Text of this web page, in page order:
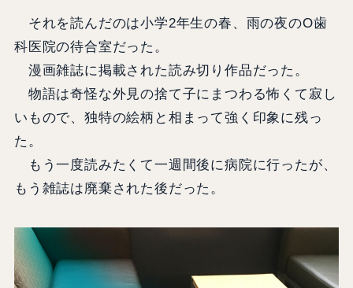
それを読んだのは小学2年生の春、雨の夜のO歯
科医院の待合室だった。
漫画雑誌に掲載された読み切り作品だった。
物語は奇怪な外見の捨て子にまつわる怖くて寂し
いもので、独特の絵柄と相まって強く印象に残っ
た。
もう一度読みたくて一週間後に病院に行ったが、
もう雑誌は廃棄された後だった。